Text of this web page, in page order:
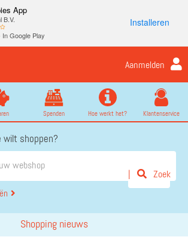
App
B.V.
Google Play
Installeren
Aanmelden
Spenden Hoe werkt het? Klantenservice
wilt shoppen?
Zoek
Shopping nieuws